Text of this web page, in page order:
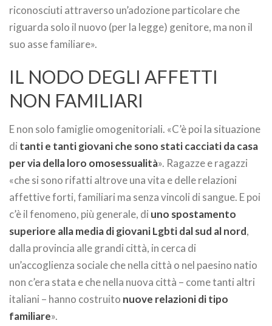
riconosciuti attraverso un’adozione particolare che
riguarda solo il nuovo (per la legge) genitore, ma non il
suo asse familiare».
IL NODO DEGLI AFFETTI
NON FAMILIARI
E non solo famiglie omogenitoriali. «C’è poi la situazione
di tanti e tanti giovani che sono stati cacciati da casa
per via della loro omosessualità». Ragazze e ragazzi
«che si sono rifatti altrove una vita e delle relazioni
affettive forti, familiari ma senza vincoli di sangue. E poi
c’è il fenomeno, più generale, di uno spostamento
superiore alla media di giovani Lgbti dal sud al nord,
dalla provincia alle grandi città, in cerca di
un’accoglienza sociale che nella città o nel paesino natio
non c’era stata e che nella nuova città – come tanti altri
italiani – hanno costruito nuove relazioni di tipo
familiare».